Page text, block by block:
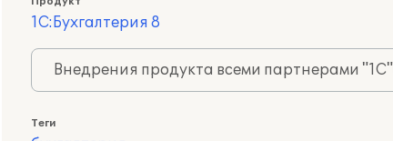
1С:Бухгалтерия 8
Внедрения продукта всеми партнерами "1С"
Теги